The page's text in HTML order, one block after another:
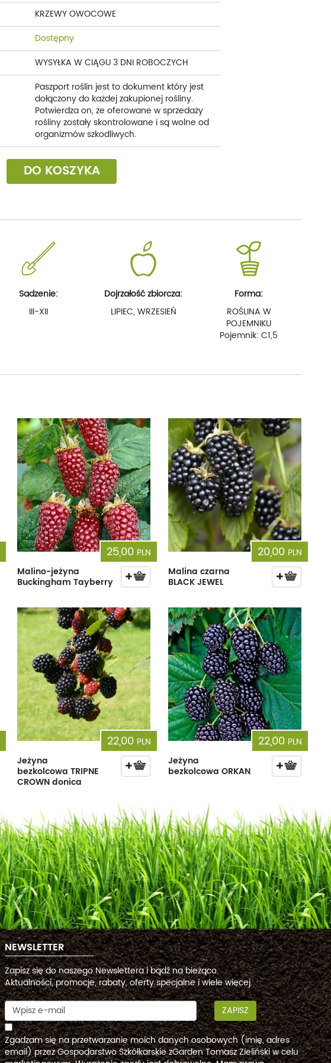
KRZEWY OWOCOWE
Dostępny
WYSYŁKA W CIĄGU 3 DNI ROBOCZYCH
Paszport roślin jest to dokument który jest
dołączony do każdej zakupionej rośliny.
Potwierdza on, że oferowane w sprzedaży
rośliny zostały skontrolowane i są wolne od
organizmów szkodliwych.
DO KOSZYKA
Sadzenie:
III-XII
Dojrzałość zbiorcza:
LIPIEC, WRZESIEŃ
Forma:
ROŚLINA W
POJEMNIKU
Pojemnik: C1,5
25,00 PLN
Malino-jeżyna
Buckingham Tayberry
20,00 PLN
Malina czarna
BLACK JEWEL
22,00 PLN
Jeżyna
bezkolcowa TRIPNE
CROWN donica
22,00 PLN
Jeżyna
bezkolcowa ORKAN
NEWSLETTER
Zapisz się do naszego Newslettera i bądź na bieżąco.
Aktualności, promocje, rabaty, oferty specjalne i wiele więcej.
ZAPISZ
Zgadzam się na przetwarzanie moich danych osobowych (imię, adres
email) przez Gospodarstwo Szkółkarskie zGarden Tomasz Zieliński w celu